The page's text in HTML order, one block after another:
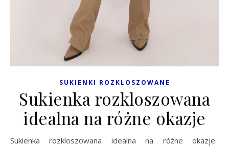
SUKIENKI ROZKLOSZOWANE
Sukienka rozkloszowana
idealna na różne okazje
Sukienka rozkloszowana idealna na różne okazje.